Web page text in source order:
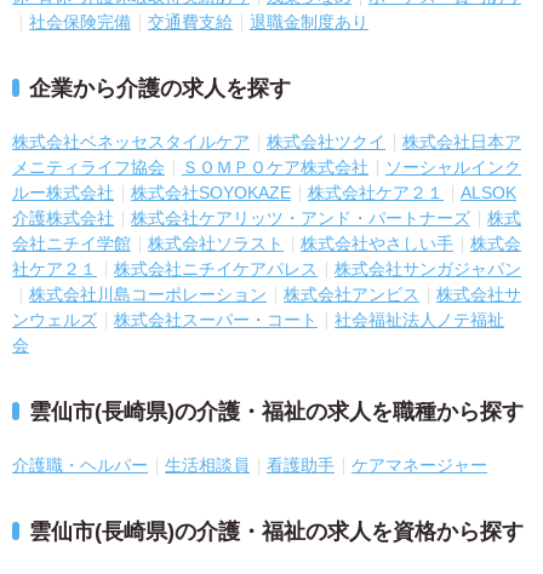
社会保険完備
交通費支給 退職金制度あり
企業から介護の求人を探す
株式会社ベネッセスタイルケア 株式会社ツクイ
株式会社日本ア
メニティライフ協会
ＳＯＭＰＯケア株式会社
ソーシャルインク
ルー株式会社
株式会社SOYOKAZE 株式会社ケア２１
ALSOK
介護株式会社
株式会社ケアリッツ・アンド・パートナーズ
株式
会社ニチイ学館
株式会社ソラスト 株式会社やさしい手
株式会
社ケア２１
株式会社ニチイケアパレス
株式会社サンガジャパン
株式会社川島コーポレーション
株式会社アンビス
株式会社サ
ンウェルズ
株式会社スーパー・コート
社会福祉法人ノテ福祉
会
雲仙市(長崎県)の介護・福祉の求人を職種から探す
介護職・ヘルパー 生活相談員 看護助手 ケアマネージャー
雲仙市(長崎県)の介護・福祉の求人を資格から探す